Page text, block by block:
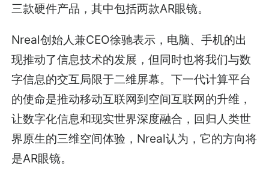
三款硬件产品，其中包括两款AR眼镜。
Nreal创始人兼CEO徐驰表示，电脑、手机的出
现推动了信息技术的发展，但同时也将我们与数
字信息的交互局限于二维屏幕。下一代计算平台
的使命是推动移动互联网到空间互联网的升维，
让数字化信息和现实世界深度融合，回归人类世
界原生的三维空间体验，Nreal认为，它的方向将
是AR眼镜。